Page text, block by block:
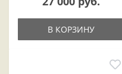
В КОРЗИНУ